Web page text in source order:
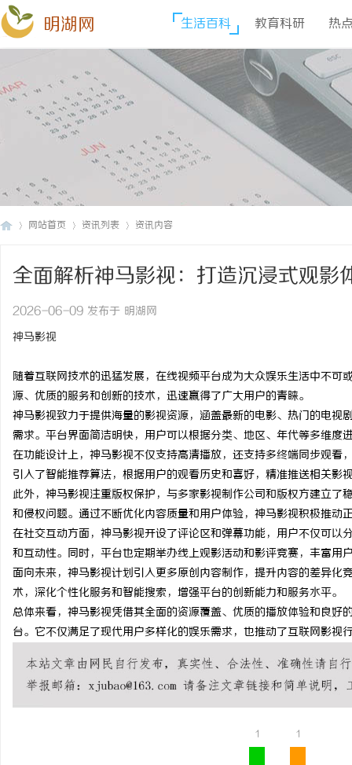
明湖网 生活百科 教育科研 热
网站首页 资讯列表 资讯内容
全面解析神马影视：打造沉浸式观影
2026-06-09 发布于 明湖网
神马影视
随着互联网技术的迅猛发展，在线视频平台成为大众娱乐生活中不
源、优质的服务和创新的技术，迅速赢得了广大用户的青睐。
神马影视致力于提供海量的影视资源，涵盖最新的电影、热门的电
需求。平台界面简洁明快，用户可以根据分类、地区、年代等多维度
在功能设计上，神马影视不仅支持高清播放，还支持多终端同步观
引入了智能推荐算法，根据用户的观看历史和喜好，精准推送相关影
此外，神马影视注重版权保护，与多家影视制作公司和版权方建立
和侵权问题。通过不断优化内容质量和用户体验，神马影视积极推动
在社交互动方面，神马影视开设了评论区和弹幕功能，用户不仅可
和互动性。同时，平台也定期举办线上观影活动和影评竞赛，丰富用
面向未来，神马影视计划引入更多原创内容制作，提升内容的差异
术，深化个性化服务和智能搜索，增强平台的创新能力和服务水平。
总体来看，神马影视凭借其全面的资源覆盖、优质的播放体验和良
台。它不仅满足了现代用户多样化的娱乐需求，也推动了互联网影视
1 1